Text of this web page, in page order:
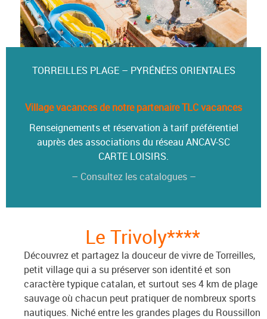
TORREILLES PLAGE – PYRÉNÉES ORIENTALES
Village vacances de notre partenaire TLC vacances
Renseignements et réservation à tarif préférentiel
auprès des associations du réseau ANCAV-SC
CARTE LOISIRS.
– Consultez les catalogues –
Le Trivoly****
Découvrez et partagez la douceur de vivre de Torreilles,
petit village qui a su préserver son identité et son
caractère typique catalan, et surtout ses 4 km de plage
sauvage où chacun peut pratiquer de nombreux sports
nautiques. Niché entre les grandes plages du Roussillon